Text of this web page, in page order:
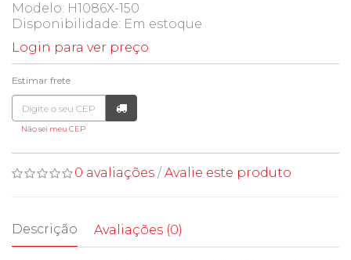
Modelo: H1086X-150
Disponibilidade: Em estoque
Login para ver preço
Estimar frete
Não sei meu CEP
0 avaliações / Avalie este produto
Descrição Avaliações (0)